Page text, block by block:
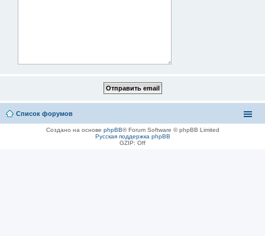
Список форумов
Создано на основе phpBB® Forum Software © phpBB Limited
Русская поддержка phpBB
GZIP: Off